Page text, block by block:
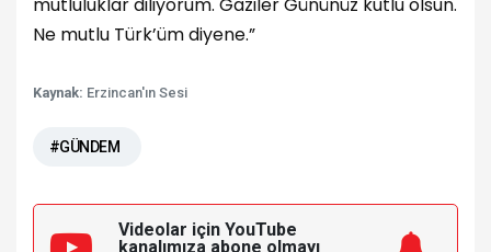
Ne mutlu Türk’üm diyene.”
Kaynak: Erzincan'ın Sesi
#GÜNDEM
Videolar için YouTube
kanalımıza abone olmayı